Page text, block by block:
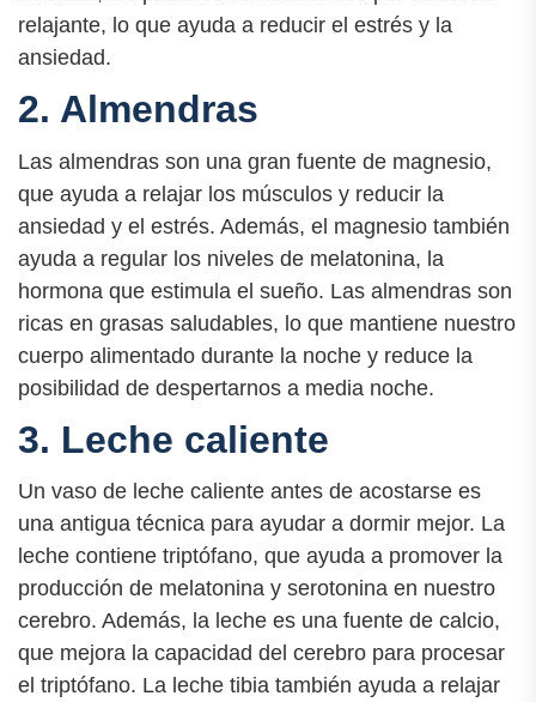
relajante, lo que ayuda a reducir el estrés y la
ansiedad.
2. Almendras
Las almendras son una gran fuente de magnesio,
que ayuda a relajar los músculos y reducir la
ansiedad y el estrés. Además, el magnesio también
ayuda a regular los niveles de melatonina, la
hormona que estimula el sueño. Las almendras son
ricas en grasas saludables, lo que mantiene nuestro
cuerpo alimentado durante la noche y reduce la
posibilidad de despertarnos a media noche.
3. Leche caliente
Un vaso de leche caliente antes de acostarse es
una antigua técnica para ayudar a dormir mejor. La
leche contiene triptófano, que ayuda a promover la
producción de melatonina y serotonina en nuestro
cerebro. Además, la leche es una fuente de calcio,
que mejora la capacidad del cerebro para procesar
el triptófano. La leche tibia también ayuda a relajar